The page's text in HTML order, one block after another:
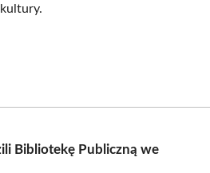
Bibliotekę Publiczną we